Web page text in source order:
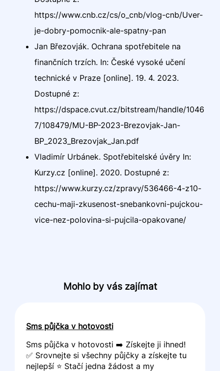
https://www.cnb.cz/cs/o_cnb/vlog-cnb/Uver-
je-dobry-pomocnik-ale-spatny-pan
Jan Březovják. Ochrana spotřebitele na
finančních trzích. In: České vysoké učení
technické v Praze [online]. 19. 4. 2023.
Dostupné z:
https://dspace.cvut.cz/bitstream/handle/1046
7/108479/MU-BP-2023-Brezovjak-Jan-
BP_2023_Brezovjak_Jan.pdf
Vladimír Urbánek. Spotřebitelské úvěry In:
Kurzy.cz [online]. 2020. Dostupné z:
https://www.kurzy.cz/zpravy/536466-4-z10-
cechu-maji-zkusenost-snebankovni-pujckou-
vice-nez-polovina-si-pujcila-opakovane/
Mohlo by vás zajímat
Sms půjčka v hotovosti
Sms půjčka v hotovosti ➡️ Získejte ji ihned!
✅ Srovnejte si všechny půjčky a získejte tu
nejlepší ⭐ Stačí jedna žádost a my